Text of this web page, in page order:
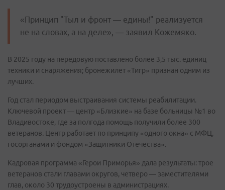
«Принцип "Тыл и фронт — едины!" реализуется
не на словах, а на деле», — заявил Кожемяко.
В 2025 году на передовую поставлено более 3,5 тыс. единиц
техники и снаряжения; бронежилет «Тигр» признан одним из
лучших.
Год стал периодом выстраивания системы реабилитации.
Ключевой проект — центр «Близкие» на базе больницы №1 во
Владивостоке, где за полгода помощь получили более 300
ветеранов. Центр работает по принципу «одного окна» с МФЦ,
госорганами и фондом «Защитники Отечества».
Кадровая программа «Герои Приморья» дала результаты: трое
ветеранов стали главами округов, четверо — заместителями
глав, около 30 трудоустроены в администрациях.